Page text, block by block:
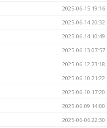
2025-06-15 19:16
2025-06-14 20:32
2025-06-14 10:49
2025-06-13 07:57
2025-06-12 23:18
2025-06-10 21:22
2025-06-10 17:20
2025-06-09 14:00
2025-06-06 22:30